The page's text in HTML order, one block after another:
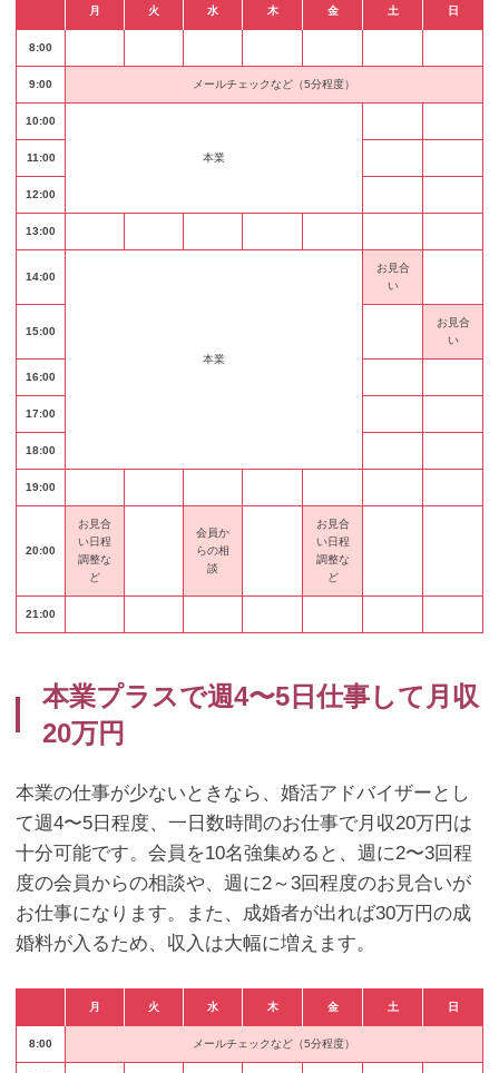
月 火 水 木 金 土 日
8:00
9:00 メールチェックなど（5分程度）
10:00
本業
11:00
12:00
13:00
14:00
本業
お見合
い
15:00
お見合
い
16:00
17:00
18:00
19:00
20:00
お見合
い日程
調整な
ど
会員か
らの相
談
お見合
い日程
調整な
ど
21:00
本業プラスで週4〜5日仕事して月収
20万円
本業の仕事が少ないときなら、婚活アドバイザーとし
て週4〜5日程度、一日数時間のお仕事で月収20万円は
十分可能です。会員を10名強集めると、週に2〜3回程
度の会員からの相談や、週に2～3回程度のお見合いが
お仕事になります。また、成婚者が出れば30万円の成
婚料が入るため、収入は大幅に増えます。
月 火 水 木 金 土 日
8:00 メールチェックなど（5分程度）